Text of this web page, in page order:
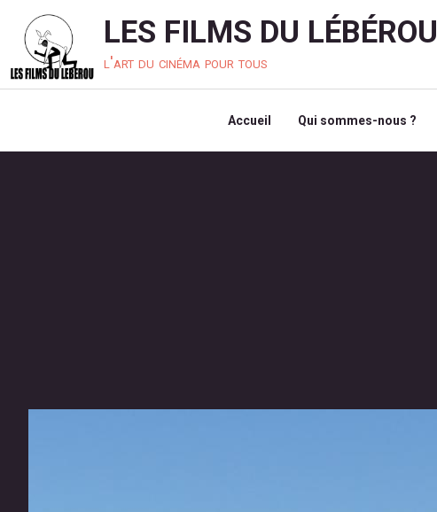
LES FILMS DU LÉBÉROU
l'art du cinéma pour tous
Accueil Qui sommes-nous ?